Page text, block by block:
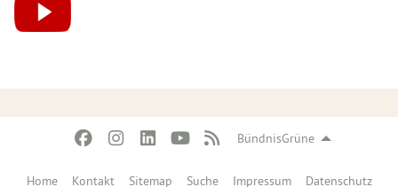
BündnisGrüne
Home Kontakt Sitemap Suche Impressum Datenschutz